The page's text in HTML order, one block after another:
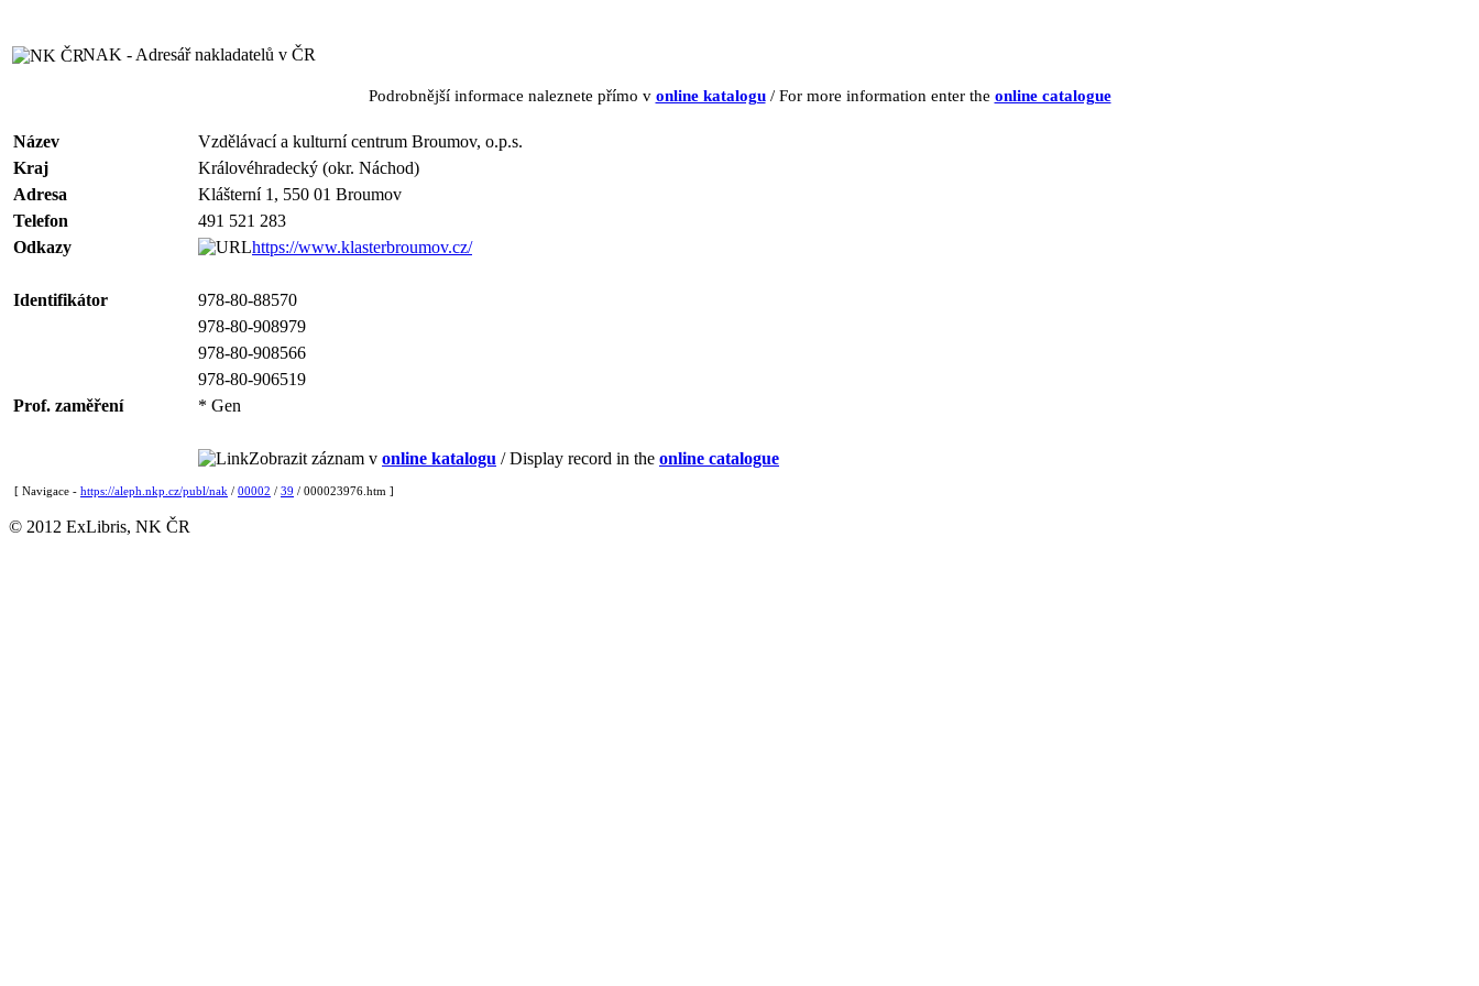
NAK - Adresář nakladatelů v ČR
Podrobnější informace naleznete přímo v online katalogu/ For more information enter the online catalogue
Název
Vzdělávací a kulturní centrum Broumov, o.p.s.
Kraj
Královéhradecký (okr. Náchod)
Adresa
Klášterní 1, 550 01 Broumov
Telefon
491 521 283
Odkazy
https://www.klasterbroumov.cz/
Identifikátor
978-80-88570
978-80-908979
978-80-908566
978-80-906519
Prof. zaměření
* Gen
Zobrazit záznam v online katalogu / Display record in the online catalogue
[ Navigace - https://aleph.nkp.cz/publ/nak / 00002 / 39 / 000023976.htm ]
© 2012 ExLibris, NK ČR